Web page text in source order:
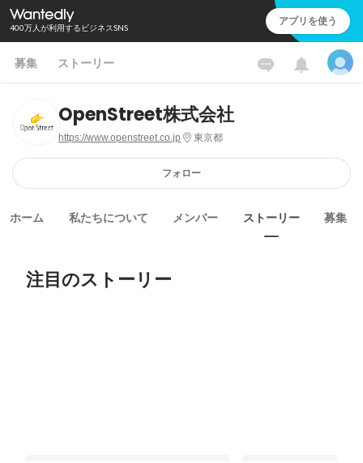
400万人が利用するビジネスSNS アプリを使う
募集 ストーリー
OpenStreet株式会社
https://www.openstreet.co.jp 東京都
フォロー
ホーム 私たちについて メンバー ストーリー 募集
注目のストーリー